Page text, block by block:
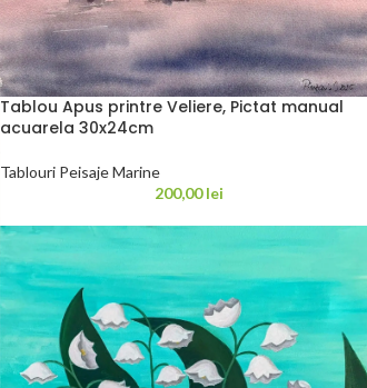
Tablou Apus printre Veliere, Pictat manual
acuarela 30x24cm
Tablouri Peisaje Marine
200,00lei